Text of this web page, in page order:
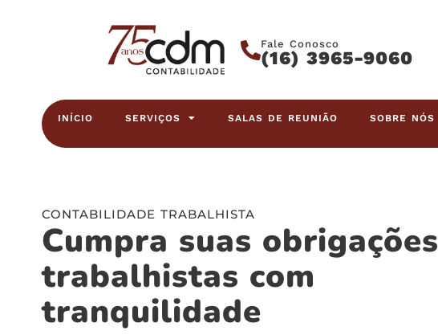
Fale Conosco
(16) 3965-9060
INÍCIO SERVIÇOS SALAS DE REUNIÃO SOBRE NÓS
CONTABILIDADE TRABALHISTA
Cumpra suas obrigações
trabalhistas com
tranquilidade